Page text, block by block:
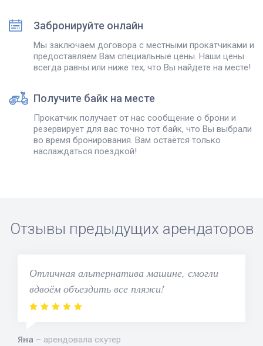
Забронируйте онлайн
Мы заключаем договора с местными прокатчиками и
предоставляем Вам специальные цены. Наши цены
всегда равны или ниже тех, что Вы найдете на месте!
Получите байк на месте
Прокатчик получает от нас сообщение о брони и
резервирует для вас точно тот байк, что Вы выбрали
во время бронирования. Вам остаётся только
наслаждаться поездкой!
Отзывы предыдущих арендаторов
Отличная альтернатива машине, смогли
вдвоём объездить все пляжи!
Яна арендовала скутер